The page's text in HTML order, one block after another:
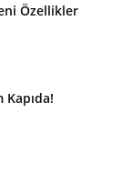
Özellikler